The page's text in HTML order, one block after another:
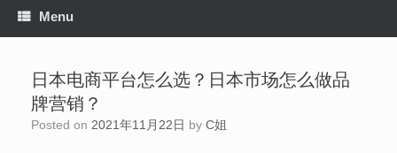
Menu
日本电商平台怎么选？日本市场怎么做品
牌营销？
Posted on 2021年11月22日 by C姐